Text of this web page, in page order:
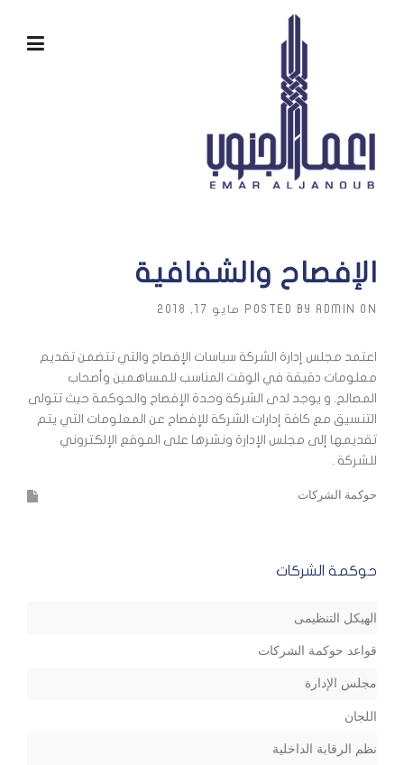
الإفصاح والشفافية
POSTED BY ADMIN ON مايو 17, 2018
اعتمد مجلس إدارة الشركة سياسات الإفصاح والتي تتضمن تقديم
معلومات دقيقة في الوقت المناسب للمساهمين وأصحاب
المصالح. و يوجد لدى الشركة وحدة الإفصاح والحوكمة حيث تتولى
التنسيق مع كافة إدارات الشركة للإفصاح عن المعلومات التي يتم
تقديمها إلى مجلس الإدارة ونشرها على الموقع الإلكتروني
للشركة .
حوكمة الشركات
حوكمة الشركات
الهيكل التنظيمى
قواعد حوكمة الشركات
مجلس الإدارة
اللجان
نظم الرقابة الداخلية